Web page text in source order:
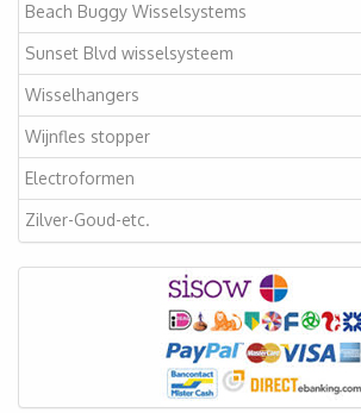
Beach Buggy Wisselsystems
Sunset Blvd wisselsysteem
Wisselhangers
Wijnfles stopper
Electroformen
Zilver-Goud-etc.